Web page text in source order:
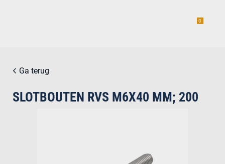
0
Ga terug
SLOTBOUTEN RVS M6X40 MM; 200